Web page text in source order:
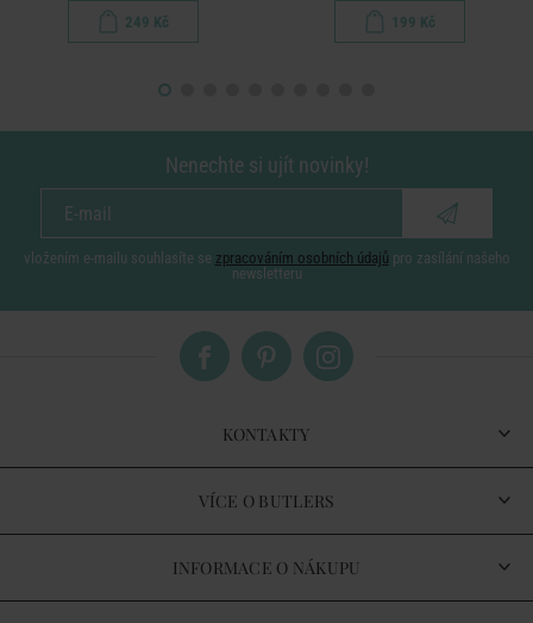
249 Kč 199 Kč
Nenechte si ujít novinky!
vložením e-mailu souhlasíte se zpracováním osobních údajů pro zasílání našeho
newsletteru
KONTAKTY
VÍCE O BUTLERS
INFORMACE O NÁKUPU